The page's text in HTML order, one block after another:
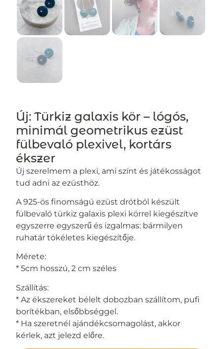
Új: Türkiz galaxis kör – lógós,
minimál geometrikus ezüst
fülbevaló plexivel, kortárs
ékszer
Új szerelmem a plexi, ami színt és játékosságot
tud adni az ezüsthöz.
A 925-ös finomságú ezüst drótból készült
fülbevaló türkiz galaxis plexi körrel kiegészítve
egyszerre egyszerű és izgalmas: bármilyen
ruhatár tökéletes kiegészítője.
Mérete:
* 5cm hosszú, 2 cm széles
Szállítás:
* Az ékszereket bélelt dobozban szállítom, pufi
borítékban, elsőbbséggel.
* Ha szeretnél ajándékcsomagolást, akkor
kérlek, azt jelezd előre.